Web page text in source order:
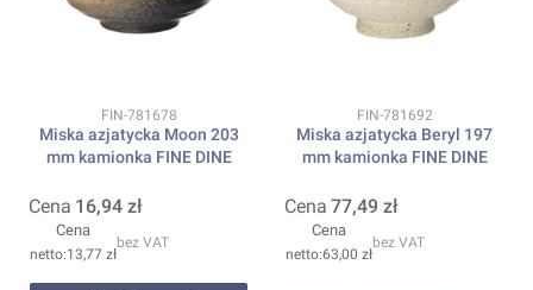
Kod produktu
FIN-781678
Miska azjatycka Moon 203
mm kamionka FINE DINE
Cena 16,94 zł
Cena
13,77 zł
bez VAT
Kod produktu
FIN-781692
Miska azjatycka Beryl 197
mm kamionka FINE DINE
Cena 77,49 zł
Cena
63,00 zł
bez VAT